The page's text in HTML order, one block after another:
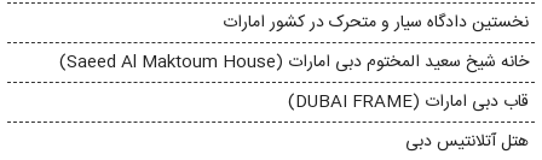
نخستین دادگاه سیار و متحرک در کشور امارات
خانه شیخ سعید المختوم دبی امارات (Saeed Al Maktoum House)
قاب دبی امارات (DUBAI FRAME)
هتل آتلانتیس دبی